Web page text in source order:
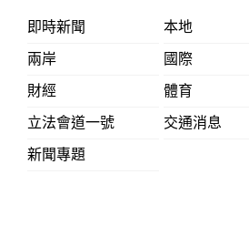
即時新聞
本地
兩岸
國際
財經
體育
立法會道一號
交通消息
新聞專題